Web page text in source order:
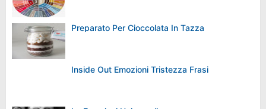
Preparato Per Cioccolata In Tazza
Inside Out Emozioni Tristezza Frasi